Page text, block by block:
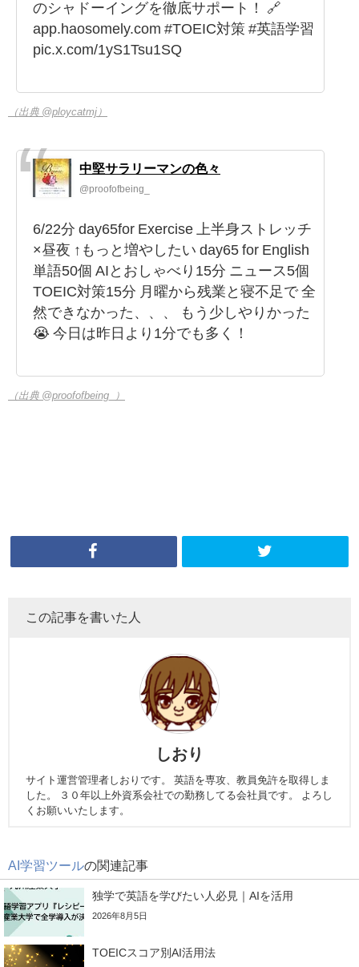
のシャドーイングを徹底サポート！ 🔗
app.haosomely.com #TOEIC対策 #英語学習
pic.x.com/1yS1Tsu1SQ
（出典 @ploycatmj）
中堅サラリーマンの色々
@proofofbeing_
6/22分 day65for Exercise 上半身ストレッチ
×昼夜 ↑もっと増やしたい day65 for English
単語50個 AIとおしゃべり15分 ニュース5個
TOEIC対策15分 月曜から残業と寝不足で 全
然できなかった、、、 もう少しやりかった
😭 今日は昨日より1分でも多く！
（出典 @proofofbeing_）
この記事を書いた人
しおり
サイト運営管理者しおりです。 英語を専攻、教員免許を取得しま
した。 ３０年以上外資系会社での勤務してる会社員です。 よろし
くお願いいたします。
AI学習ツールの関連記事
独学で英語を学びたい人必見｜AIを活用
2026年8月5日
TOEICスコア別AI活用法